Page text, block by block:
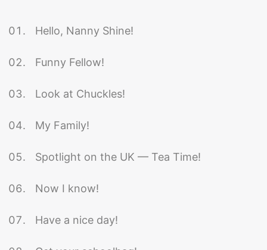
Hello, Nanny Shine!
Funny Fellow!
Look at Chuckles!
My Family!
Spotlight on the UK — Tea Time!
Now I know!
Have a nice day!